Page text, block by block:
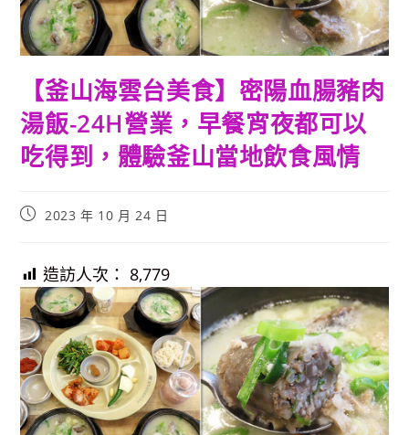
【釜山海雲台美食】密陽血腸豬肉
湯飯-24H營業，早餐宵夜都可以
吃得到，體驗釜山當地飲食風情
Post2023 年 10 月 24 日
造訪人次： 8,779